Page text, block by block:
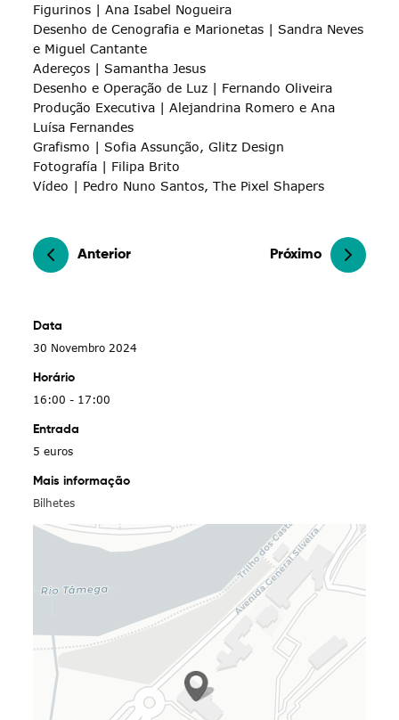
Figurinos | Ana Isabel Nogueira
Desenho de Cenografia e Marionetas | Sandra Neves
e Miguel Cantante
Adereços | Samantha Jesus
Desenho e Operação de Luz | Fernando Oliveira
Produção Executiva | Alejandrina Romero e Ana
Luísa Fernandes
Grafismo | Sofia Assunção, Glitz Design
Fotografía | Filipa Brito
Vídeo | Pedro Nuno Santos, The Pixel Shapers
Anterior Próximo
Data
30 Novembro 2024
Horário
16:00 - 17:00
Entrada
5 euros
Mais informação
Bilhetes